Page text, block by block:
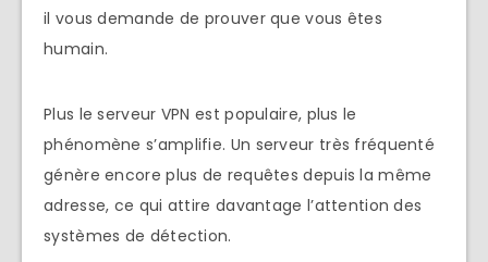
il vous demande de prouver que vous êtes
humain.
Plus le serveur VPN est populaire, plus le
phénomène s’amplifie. Un serveur très fréquenté
génère encore plus de requêtes depuis la même
adresse, ce qui attire davantage l’attention des
systèmes de détection.